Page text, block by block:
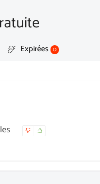
Expirées 0